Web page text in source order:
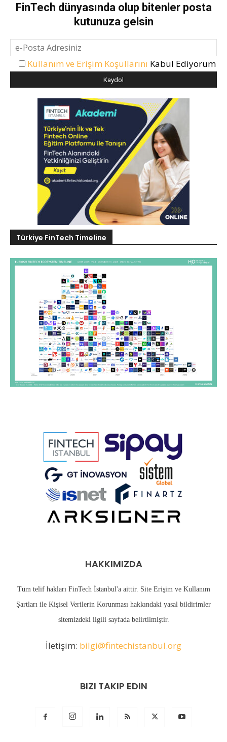
FinTech dünyasında olup bitenler posta
kutunuza gelsin
Kullanım ve Erişim Koşullarını Kabul Ediyorum
Türkiye FinTech Timeline
HAKKIMIZDA
Tüm telif hakları FinTech İstanbul'a aittir. Site Erişim ve Kullanım
Şartları ile Kişisel Verilerin Korunması hakkındaki yasal bildirimler
sitemizdeki ilgili sayfadabelirtilmiştir.
İletişim: bilgi@fintechistanbul.org
BIZI TAKIP EDIN